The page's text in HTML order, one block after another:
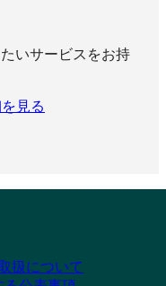
いサービスをお持
見る
扱について